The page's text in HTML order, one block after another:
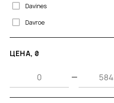
Davines
Davroe
ECRU New York
Forme
Hadat
ЦЕНА, ₴
—